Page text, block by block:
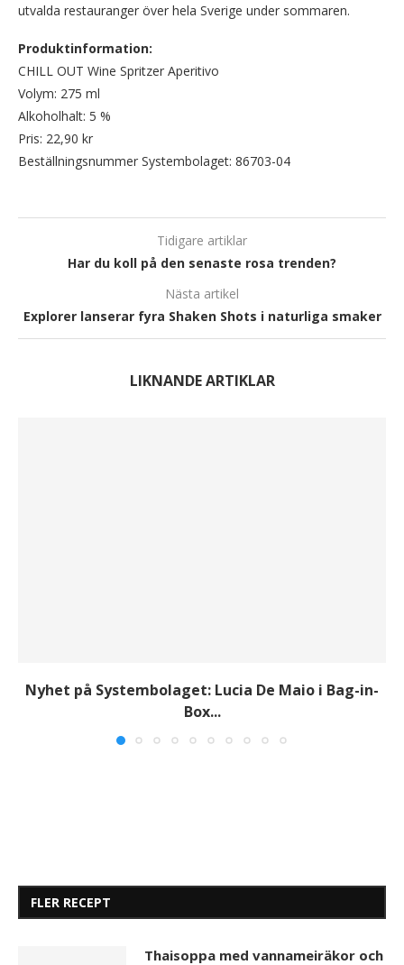
utvalda restauranger över hela Sverige under sommaren.
Produktinformation:
CHILL OUT Wine Spritzer Aperitivo
Volym: 275 ml
Alkoholhalt: 5 %
Pris: 22,90 kr
Beställningsnummer Systembolaget: 86703-04
Tidigare artiklar
Har du koll på den senaste rosa trenden?
Nästa artikel
Explorer lanserar fyra Shaken Shots i naturliga smaker
LIKNANDE ARTIKLAR
Nyhet på Systembolaget: Lucia De Maio i Bag-in-
Box...
FLER RECEPT
Thaisoppa med vannameiräkor och